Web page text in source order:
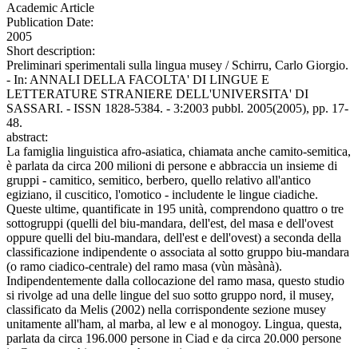
Academic Article
Publication Date:
2005
Short description:
Preliminari sperimentali sulla lingua musey / Schirru, Carlo Giorgio.
- In: ANNALI DELLA FACOLTA' DI LINGUE E
LETTERATURE STRANIERE DELL'UNIVERSITA' DI
SASSARI. - ISSN 1828-5384. - 3:2003 pubbl. 2005(2005), pp. 17-
48.
abstract:
La famiglia linguistica afro-asiatica, chiamata anche camito-semitica,
è parlata da circa 200 milioni di persone e abbraccia un insieme di
gruppi - camitico, semitico, berbero, quello relativo all'antico
egiziano, il cuscitico, l'omotico - includente le lingue ciadiche.
Queste ultime, quantificate in 195 unità, comprendono quattro o tre
sottogruppi (quelli del biu-mandara, dell'est, del masa e dell'ovest
oppure quelli del biu-mandara, dell'est e dell'ovest) a seconda della
classificazione indipendente o associata al sotto gruppo biu-mandara
(o ramo ciadico-centrale) del ramo masa (vùn màsànà).
Indipendentemente dalla collocazione del ramo masa, questo studio
si rivolge ad una delle lingue del suo sotto gruppo nord, il musey,
classificato da Melis (2002) nella corrispondente sezione musey
unitamente all'ham, al marba, al lew e al monogoy. Lingua, questa,
parlata da circa 196.000 persone in Ciad e da circa 20.000 persone